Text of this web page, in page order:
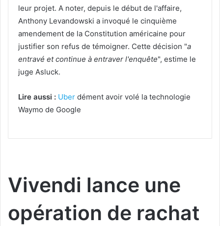
leur projet. A noter, depuis le début de l'affaire,
Anthony Levandowski a invoqué le cinquième
amendement de la Constitution américaine pour
justifier son refus de témoigner. Cette décision "a
entravé et continue à entraver l'enquête", estime le
juge Asluck.
Lire aussi : Uber dément avoir volé la technologie
Waymo de Google
Vivendi lance une
opération de rachat